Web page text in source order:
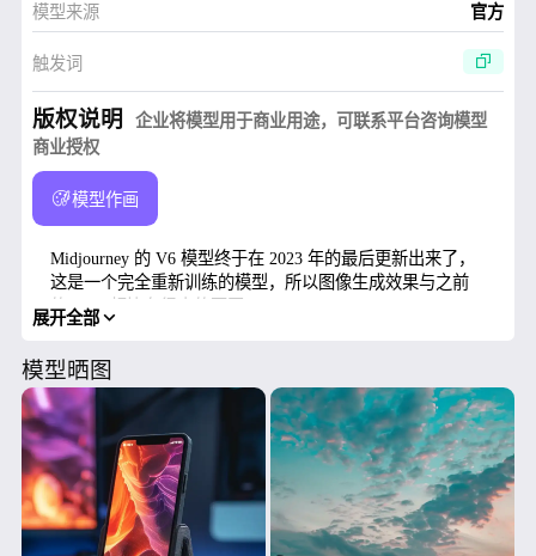
模型来源
官方
触发词
版权说明
企业将模型用于商业用途，可联系平台咨询模型
商业授权
模型作画
Midjourney 的 V6 模型终于在 2023 年的最后更新出来了，
这是一个完全重新训练的模型，所以图像生成效果与之前
的 V5.2 相比有很大的不同。
V6 的图像生成质量相比之前的模型来说又提升了不少，在
画面质感以及细节刻画上有了更精致的表现，图像的光影
处理也比 V5.2更真实自然。
更强的提示词理解
V6 模型可以理解更长的文本提示了，提示词容量达到了
展开全部
模型晒图